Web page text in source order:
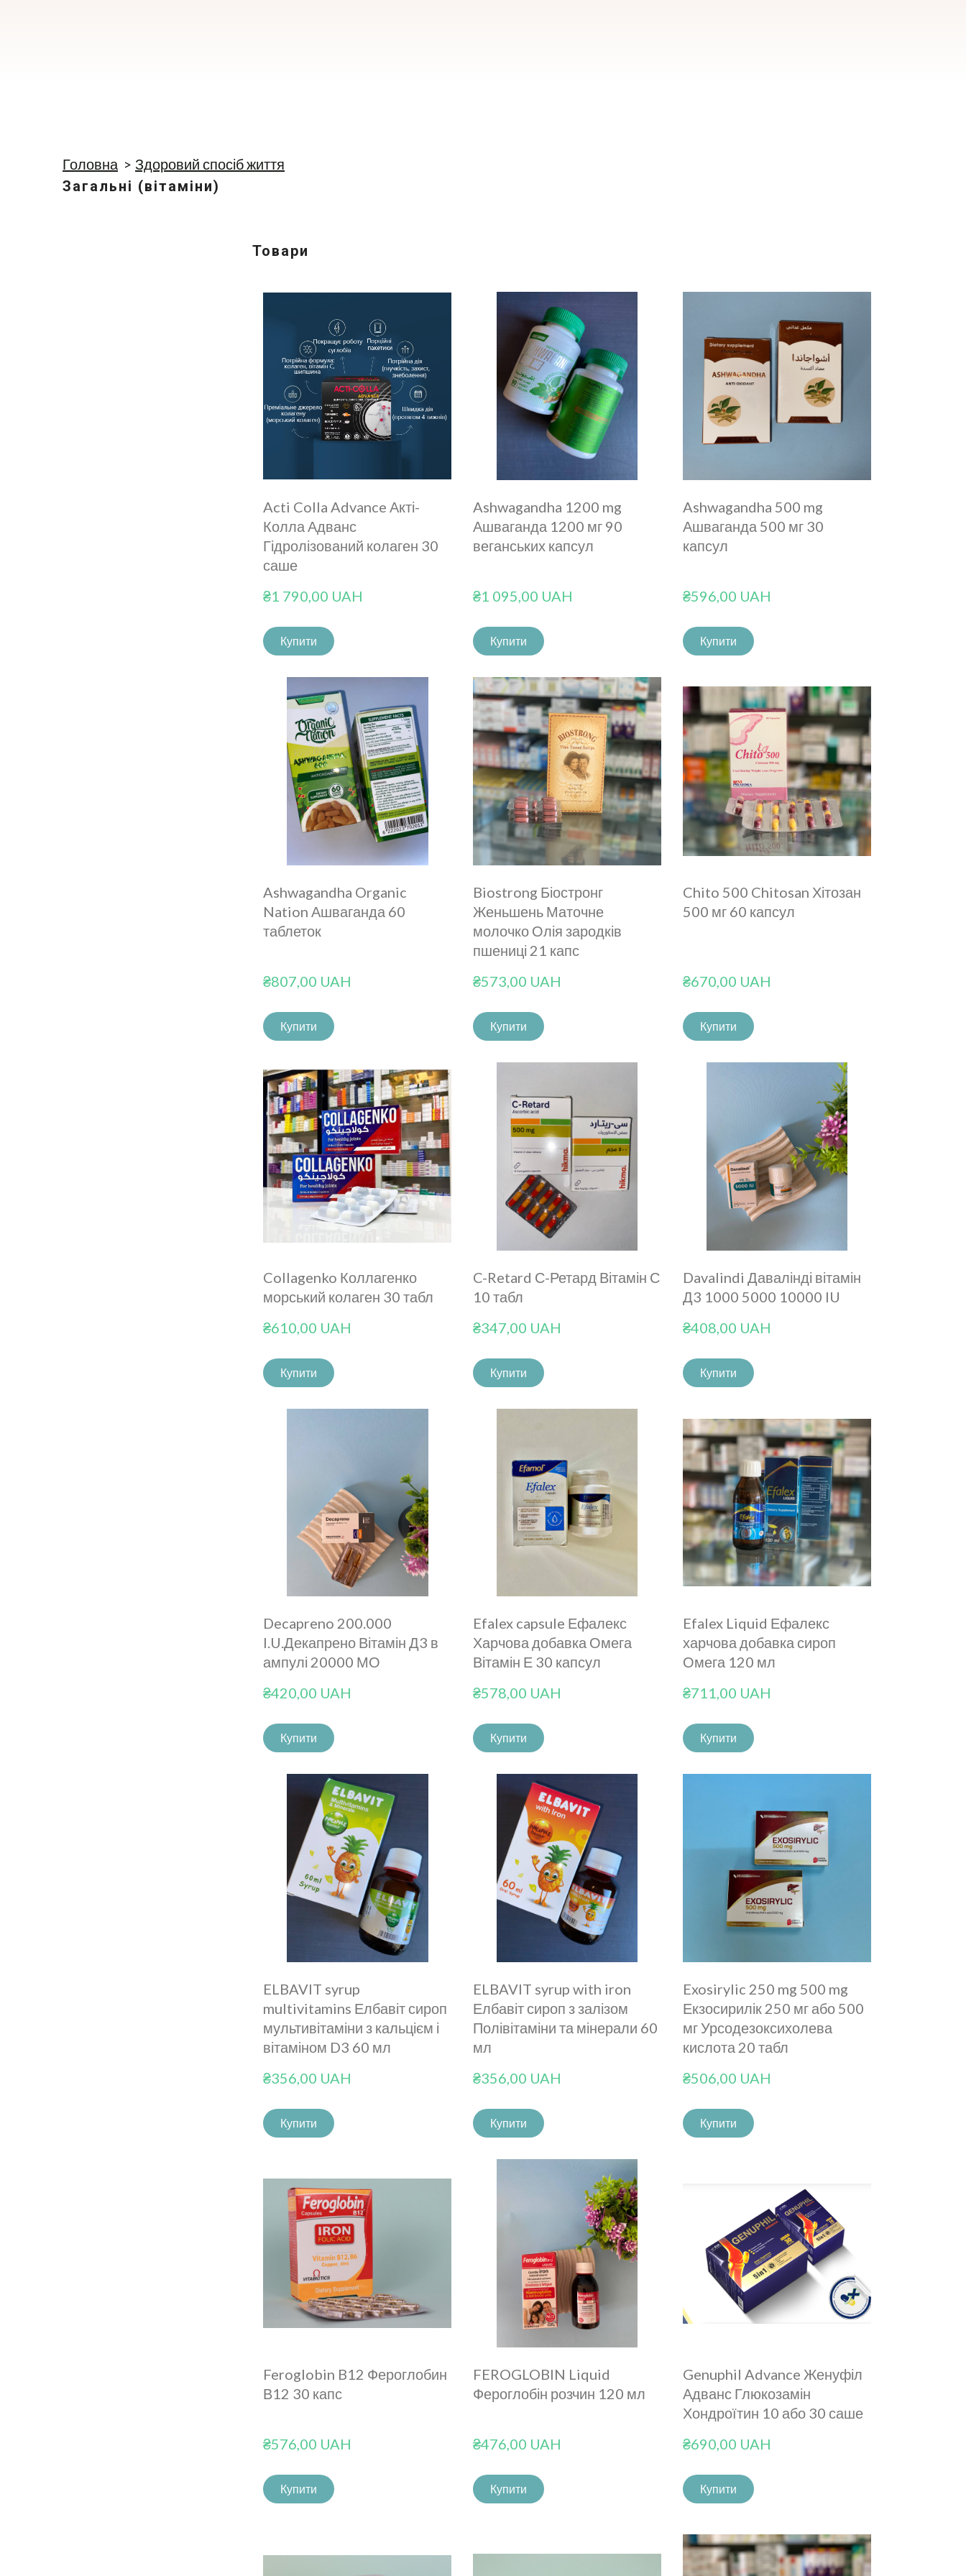
Головна
Здоровий спосіб життя
Загальні (вітаміни)
Товари
Acti Colla Advance Акті-
Колла Адванс
Гідролізований колаген 30
саше
₴1 790,00 UAH
Купити
Ashwagandha 1200 mg
Ашваганда 1200 мг 90
веганських капсул
₴1 095,00 UAH
Купити
Ashwagandha 500 mg
Ашваганда 500 мг 30
капсул
₴596,00 UAH
Купити
Ashwagandha Organic
Nation Ашваганда 60
таблеток
₴807,00 UAH
Купити
Biostrong Біостронг
Женьшень Маточне
молочко Олія зародків
пшениці 21 капс
₴573,00 UAH
Купити
Chito 500 Chitosan Хітозан
500 мг 60 капсул
₴670,00 UAH
Купити
Collagenko Коллагенко
морський колаген 30 табл
₴610,00 UAH
Купити
C-Retard С-Ретард Вітамін С
10 табл
₴347,00 UAH
Купити
Davalindi Давалінді вітамін
Д3 1000 5000 10000 IU
₴408,00 UAH
Купити
Decapreno 200.000
I.U.Декапрено Вітамін Д3 в
ампулі 20000 МО
₴420,00 UAH
Купити
Efalex capsule Ефалекс
Харчова добавка Омега
Вітамін Е 30 капсул
₴578,00 UAH
Купити
Efalex Liquid Ефалекс
харчова добавка сироп
Омега 120 мл
₴711,00 UAH
Купити
ELBAVIT syrup
multivitamins Елбавіт сироп
мультивітаміни з кальцієм і
вітаміном D3 60 мл
₴356,00 UAH
Купити
ELBAVIT syrup with iron
Елбавіт сироп з залізом
Полівітаміни та мінерали 60
мл
₴356,00 UAH
Купити
Exosirylic 250 mg 500 mg
Екзосирилік 250 мг або 500
мг Урсодезоксихолева
кислота 20 табл
₴506,00 UAH
Купити
Feroglobin B12 Фероглобин
В12 30 капс
₴576,00 UAH
Купити
FEROGLOBIN Liquid
Фероглобін розчин 120 мл
₴476,00 UAH
Купити
Genuphil Advance Женуфіл
Адванс Глюкозамін
Хондроїтин 10 або 30 саше
₴690,00 UAH
Купити